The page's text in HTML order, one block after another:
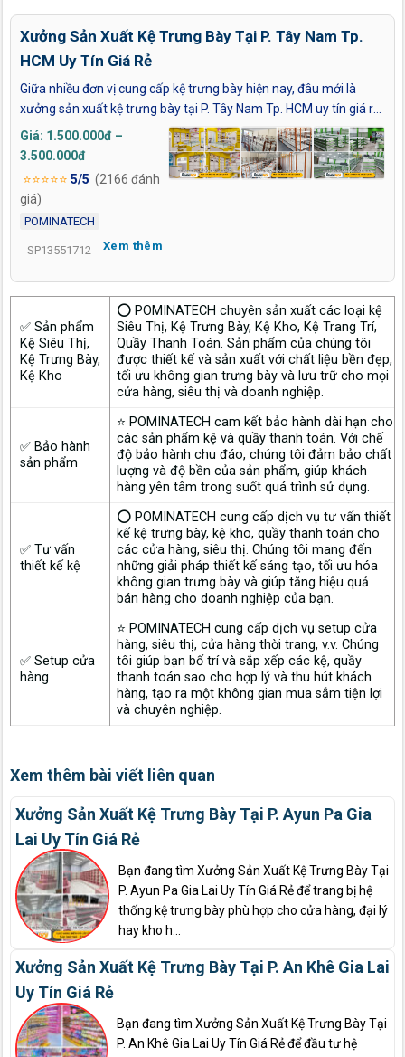
Xưởng Sản Xuất Kệ Trưng Bày Tại P. Tây Nam Tp.
HCM Uy Tín Giá Rẻ
Giữa nhiều đơn vị cung cấp kệ trưng bày hiện nay, đâu mới là
xưởng sản xuất kệ trưng bày tại P. Tây Nam Tp. HCM uy tín giá rẻ
có thể đáp ứng đúng nhu cầu kinh doanh của bạn? Làm thế nào
để lựa chọn hệ kệ phù hợp ngành hàng, bền chắc, thẩm mỹ và tối
ưu không gian cửa hàng ngay từ đầu? Với hơn 13 năm kinh
nghiệm, POMINATECH là xưởng sản xuất trực tiếp chuyên thiết
kế – gia công kệ trưng bày theo yêu cầu, mang đến giải pháp
trưng bày hiệu quả cho cửa hàng, showroom và siêu thị tại P. Tây
Nam Tp. HCM, giúp không gian bán hàng vận hành chuyên
Giá: 1.500.000đ –
3.500.000đ
⭐⭐⭐⭐⭐ 5/5 (2166 đánh
giá)
POMINATECH
SP13551712 Xem thêm
✅ Sản phẩm
Kệ Siêu Thị,
Kệ Trưng Bày,
Kệ Kho
⭕ POMINATECH chuyên sản xuất các loại kệ
Siêu Thị, Kệ Trưng Bày, Kệ Kho, Kệ Trang Trí,
Quầy Thanh Toán. Sản phẩm của chúng tôi
được thiết kế và sản xuất với chất liệu bền đẹp,
tối ưu không gian trưng bày và lưu trữ cho mọi
cửa hàng, siêu thị và doanh nghiệp.
✅ Bảo hành
sản phẩm
⭐ POMINATECH cam kết bảo hành dài hạn cho
các sản phẩm kệ và quầy thanh toán. Với chế
độ bảo hành chu đáo, chúng tôi đảm bảo chất
lượng và độ bền của sản phẩm, giúp khách
hàng yên tâm trong suốt quá trình sử dụng.
✅ Tư vấn
thiết kế kệ
⭕ POMINATECH cung cấp dịch vụ tư vấn thiết
kế kệ trưng bày, kệ kho, quầy thanh toán cho
các cửa hàng, siêu thị. Chúng tôi mang đến
những giải pháp thiết kế sáng tạo, tối ưu hóa
không gian trưng bày và giúp tăng hiệu quả
bán hàng cho doanh nghiệp của bạn.
✅ Setup cửa
hàng
⭐ POMINATECH cung cấp dịch vụ setup cửa
hàng, siêu thị, cửa hàng thời trang, v.v. Chúng
tôi giúp bạn bố trí và sắp xếp các kệ, quầy
thanh toán sao cho hợp lý và thu hút khách
hàng, tạo ra một không gian mua sắm tiện lợi
và chuyên nghiệp.
Xem thêm bài viết liên quan
Xưởng Sản Xuất Kệ Trưng Bày Tại P. Ayun Pa Gia
Lai Uy Tín Giá Rẻ
Bạn đang tìm Xưởng Sản Xuất Kệ Trưng Bày Tại
P. Ayun Pa Gia Lai Uy Tín Giá Rẻ để trang bị hệ
thống kệ trưng bày phù hợp cho cửa hàng, đại lý
hay kho h...
Xưởng Sản Xuất Kệ Trưng Bày Tại P. An Khê Gia Lai
Uy Tín Giá Rẻ
Bạn đang tìm Xưởng Sản Xuất Kệ Trưng Bày Tại
P. An Khê Gia Lai Uy Tín Giá Rẻ để đầu tư hệ